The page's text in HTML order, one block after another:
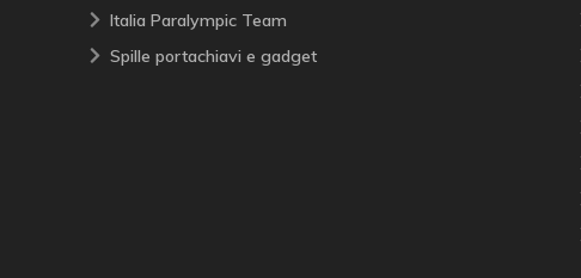
Italia Paralympic Team
Spille portachiavi e gadget